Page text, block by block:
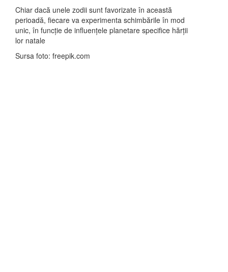
Chiar dacă unele zodii sunt favorizate în această
perioadă, fiecare va experimenta schimbările în mod
unic, în funcție de influențele planetare specifice hărții
lor natale
Sursa foto: freepik.com